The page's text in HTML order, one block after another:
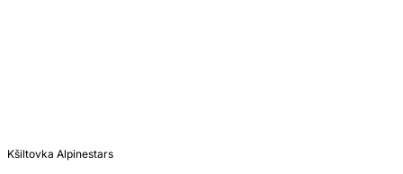
Kšiltovka Alpinestars